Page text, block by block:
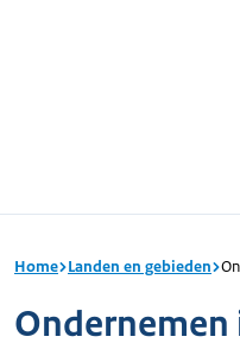
Home Landen en gebieden
Ondernemen